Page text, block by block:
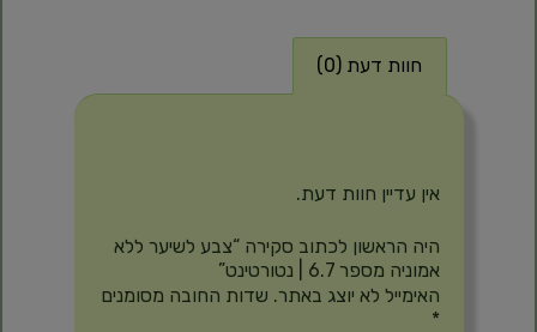
חוות דעת (0)
אין עדיין חוות דעת.
היה הראשון לכתוב סקירה “צבע לשיער ללא
אמוניה מספר 6.7 | נטורטינט”
האימייל לא יוצג באתר. שדות החובה מסומנים
*